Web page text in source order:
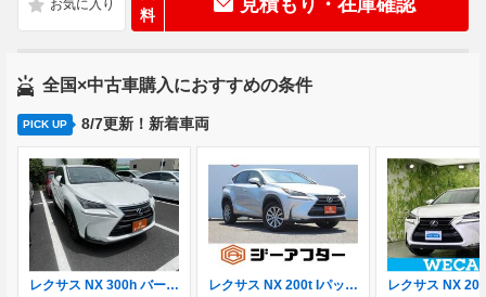
料
見積もり・在庫確認
全国×中古車購入におすすめの条件
PICK UP 8/7更新！新着車両
レクサス NX 300h バージョンL 禁煙車 サンルーフ 衝突被害軽減システム レクサス NX 200t Iパッケージ 禁煙車 純正ナビ フルセグTV